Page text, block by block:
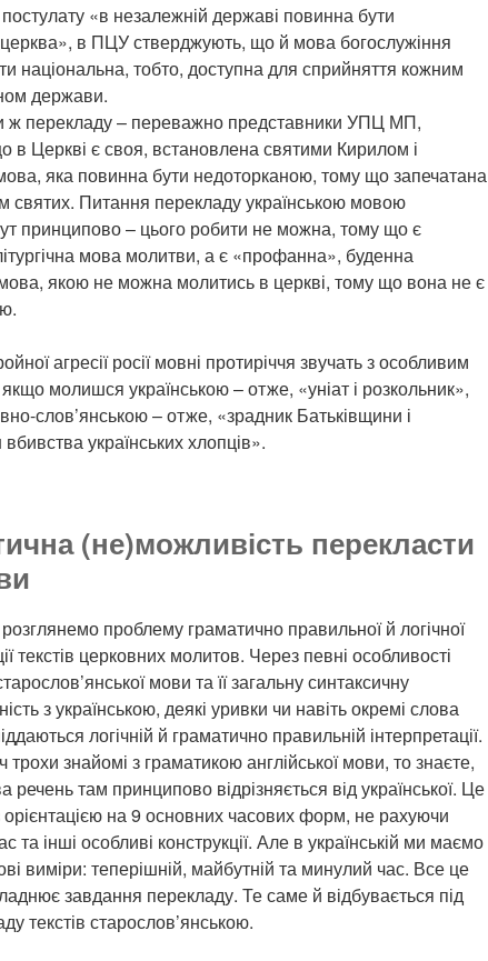
«в незалежній державі повинна бути
в ПЦУ стверджують, що й мова богослужіння
національна, тобто, доступна для сприйняття кожним
держави.
ж перекладу – переважно представники УПЦ МП,
в Церкві є своя, встановлена святими Кирилом і
яка повинна бути недоторканою, тому що запечатана
святих. Питання перекладу українською мовою
принципово – цього робити не можна, тому що є
мова молитви, а є «профанна», буденна
мова, якою не можна молитись в церкві, тому що вона не є
агресії росії мовні протиріччя звучать з особливим
молишся українською – отже, «уніат і розкольник»,
слов’янською – отже, «зрадник Батьківщини і
українських хлопців».
(не)можливість перекласти
проблему граматично правильної й логічної
текстів церковних молитов. Через певні особливості
мови та її загальну синтаксичну
з українською, деякі уривки чи навіть окремі слова
логічній й граматично правильній інтерпретації.
знайомі з граматикою англійської мови, то знаєте,
речень там принципово відрізняється від української. Це
орієнтацією на 9 основних часових форм, не рахуючи
та інші особливі конструкції. Але в українській ми маємо
виміри: теперішній, майбутній та минулий час. Все це
завдання перекладу. Те саме й відбувається під
текстів старослов’янською.